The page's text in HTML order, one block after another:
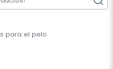
para el pelo